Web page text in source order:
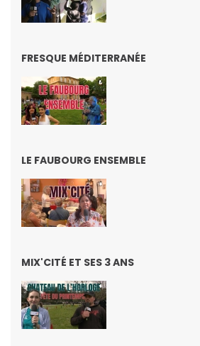
FRESQUE MÉDITERRANÉE
LE FAUBOURG ENSEMBLE
MIX'CITÉ ET SES 3 ANS